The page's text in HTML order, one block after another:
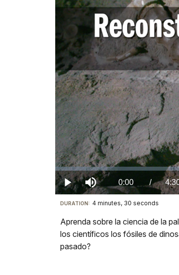
Play Mute Current
TimeÂ
0:00 /
Loaded:
0%
Visit
our
keyboard
shortcuts
DURATION: 4 minutes, 30 seconds
Aprenda sobre la ciencia de la
los científicos los fósiles de
pasado?